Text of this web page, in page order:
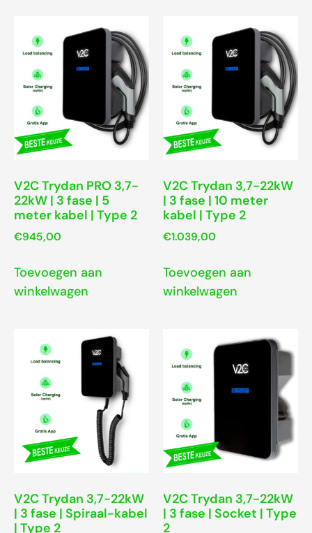
V2C Trydan PRO 3,7-
22kW | 3 fase | 5
meter kabel | Type 2
€945,00
Toevoegen aan
winkelwagen
V2C Trydan 3,7-22kW
| 3 fase | 10 meter
kabel | Type 2
€1.039,00
Toevoegen aan
winkelwagen
V2C Trydan 3,7-22kW
| 3 fase | Spiraal-kabel
| Type 2
V2C Trydan 3,7-22kW
| 3 fase | Socket | Type
2